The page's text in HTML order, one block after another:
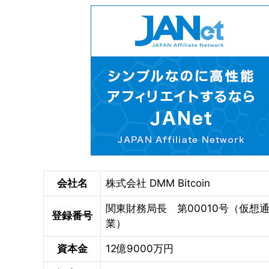
会社名 株式会社 DMM Bitcoin
登録番号
関東財務局長 第00010号（仮想
業）
資本金 12億9000万円